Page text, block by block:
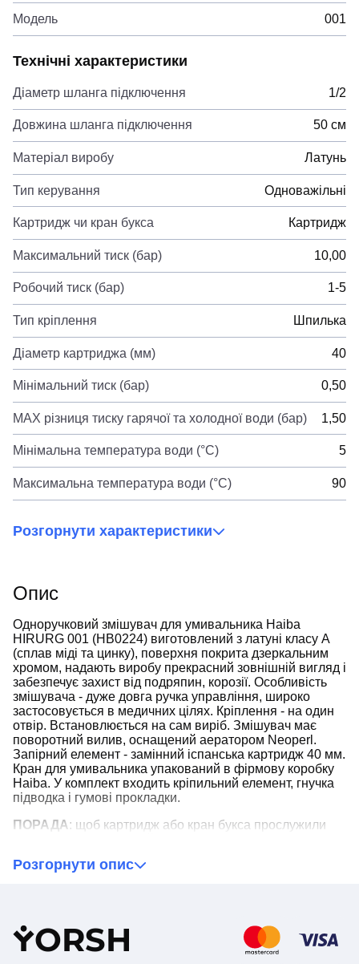
Модель 001
Технічні характеристики
Діаметр шланга підключення 1/2
Довжина шланга підключення 50 см
Матеріал виробу Латунь
Тип керування Одноважільні
Картридж чи кран букса Картридж
Максимальний тиск (бар) 10,00
Робочий тиск (бар) 1-5
Тип кріплення Шпилька
Діаметр картриджа (мм) 40
Мінімальний тиск (бар) 0,50
MAX різниця тиску гарячої та холодної води (бар) 1,50
Мінімальна температура води (°C) 5
Максимальна температура води (°C) 90
Розгорнути характеристики
Опис
Одноручковий змішувач для умивальника Haiba
HIRURG 001 (HB0224) виготовлений з латуні класу А
(сплав міді та цинку), поверхня покрита дзеркальним
хромом, надають виробу прекрасний зовнішній вигляд і
забезпечує захист від подряпин, корозії. Особливість
змішувача - дуже довга ручка управління, широко
застосовується в медичних цілях. Кріплення - на один
отвір. Встановлюється на сам виріб. Змішувач має
поворотний вилив, оснащений аератором Neoperl.
Запірний елемент - замінний іспанська картридж 40 мм.
Кран для умивальника упакований в фірмову коробку
Haiba. У комплект входить кріпильний елемент, гнучка
підводка і гумові прокладки.
ПОРАДА: щоб картридж або кран букса прослужили
запірний елемент змішувача.
зовнішній вигляд. У разі пошкодження товару, або
неповної комплектації замовлення звертайтесь до нас
по телефону для оперативного вирішення питання.
Розгорнути опис
YORSH